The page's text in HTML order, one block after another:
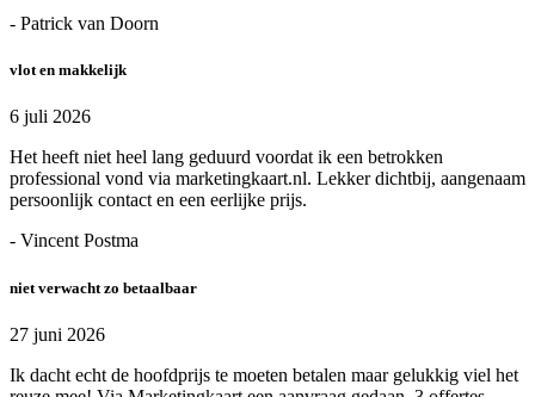
- Patrick van Doorn
vlot en makkelijk
6 juli 2026
Het heeft niet heel lang geduurd voordat ik een betrokken
professional vond via marketingkaart.nl. Lekker dichtbij, aangenaam
persoonlijk contact en een eerlijke prijs.
- Vincent Postma
niet verwacht zo betaalbaar
27 juni 2026
Ik dacht echt de hoofdprijs te moeten betalen maar gelukkig viel het